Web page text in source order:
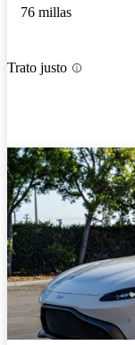
76 millas
Trato justo